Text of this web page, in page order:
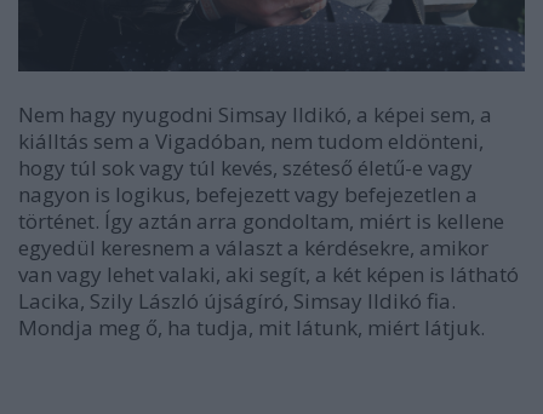
Nem hagy nyugodni Simsay Ildikó, a képei sem, a
kiálltás sem a Vigadóban, nem tudom eldönteni,
hogy túl sok vagy túl kevés, széteső életű-e vagy
nagyon is logikus, befejezett vagy befejezetlen a
történet. Így aztán arra gondoltam, miért is kellene
egyedül keresnem a választ a kérdésekre, amikor
van vagy lehet valaki, aki segít, a két képen is látható
Lacika, Szily László újságíró, Simsay Ildikó fia.
Mondja meg ő, ha tudja, mit látunk, miért látjuk.